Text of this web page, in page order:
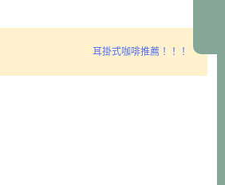
耳掛式咖啡推薦！！！